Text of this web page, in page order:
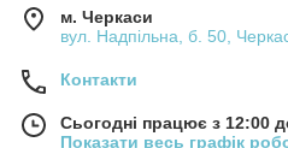
м. Черкаси
вул. Надпільна, б. 50,
Контакти
Сьогодні працює з 12:00
Показати весь графік